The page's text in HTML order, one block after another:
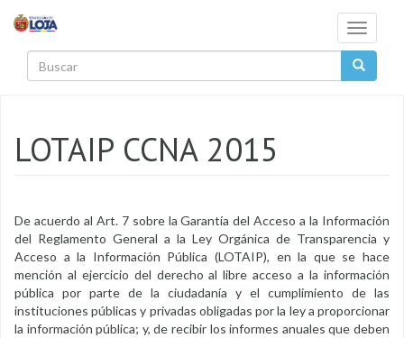
Toggle
LOTAIP CCNA 2015
De acuerdo al Art. 7 sobre la Garantía del Acceso a la Información
del Reglamento General a la Ley Orgánica de Transparencia y
Acceso a la Información Pública (LOTAIP), en la que se hace
mención al ejercicio del derecho al libre acceso a la información
pública por parte de la ciudadanía y el cumplimiento de las
instituciones públicas y privadas obligadas por la ley a proporcionar
la información pública; y, de recibir los informes anuales que deben